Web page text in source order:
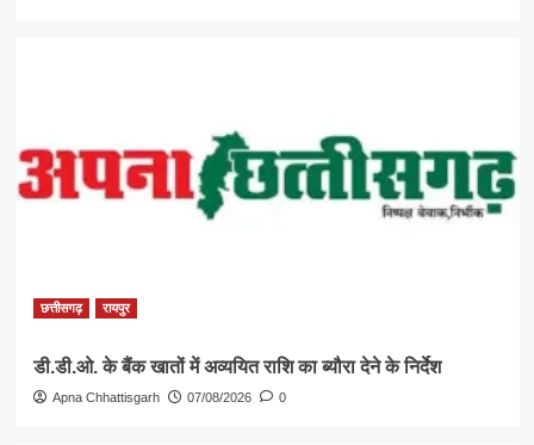
छत्तीसगढ़ रायपुर
डी.डी.ओ. के बैंक खातों में अव्ययित राशि का ब्यौरा देने के निर्देश
Apna Chhattisgarh 07/08/2026 0